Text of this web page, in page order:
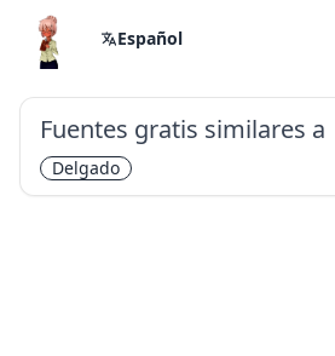
Español
Fuentes gratis similares a
Delgado